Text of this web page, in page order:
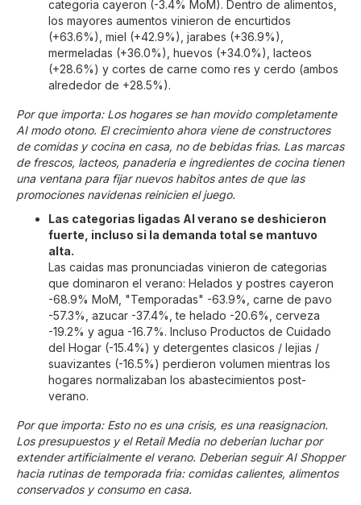
categoria cayeron (-3.4% MoM). Dentro de alimentos,
los mayores aumentos vinieron de encurtidos
(+63.6%), miel (+42.9%), jarabes (+36.9%),
mermeladas (+36.0%), huevos (+34.0%), lacteos
(+28.6%) y cortes de carne como res y cerdo (ambos
alrededor de +28.5%).
Por que importa: Los hogares se han movido completamente
AI modo otono. El crecimiento ahora viene de constructores
de comidas y cocina en casa, no de bebidas frias. Las marcas
de frescos, lacteos, panaderia e ingredientes de cocina tienen
una ventana para fijar nuevos habitos antes de que las
promociones navidenas reinicien el juego.
Las categorias ligadas AI verano se deshicieron
fuerte, incluso si la demanda total se mantuvo
alta.
Las caidas mas pronunciadas vinieron de categorias
que dominaron el verano: Helados y postres cayeron
-68.9% MoM, "Temporadas" -63.9%, carne de pavo
-57.3%, azucar -37.4%, te helado -20.6%, cerveza
-19.2% y agua -16.7%. Incluso Productos de Cuidado
del Hogar (-15.4%) y detergentes clasicos / lejias /
suavizantes (-16.5%) perdieron volumen mientras los
hogares normalizaban los abastecimientos post-
verano.
Por que importa: Esto no es una crisis, es una reasignacion.
Los presupuestos y el Retail Media no deberian luchar por
extender artificialmente el verano. Deberian seguir AI Shopper
hacia rutinas de temporada fria: comidas calientes, alimentos
conservados y consumo en casa.